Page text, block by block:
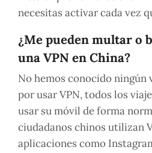
necesitas activar cada vez
¿Me pueden multar o
una VPN en China?
No hemos conocido ningún
por usar VPN, todos los
usar su móvil de forma
ciudadanos chinos utilizan
aplicaciones como